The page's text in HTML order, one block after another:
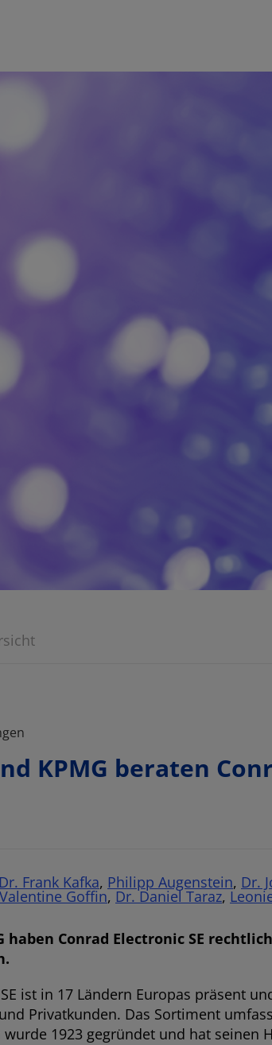
KPMG beraten
Dr. Frank Kafka, Philipp Augenstein, Dr.
Goffin, Dr. Daniel Taraz,
haben Conrad Electronic SE
ist in 17 Ländern Europas präsent
Privatkunden. Das Sortiment
1923 gegründet und hat seinen